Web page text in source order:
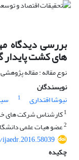
بررسی دیدگاه
های کشت پایدار
نوع مقاله : مقاله پژوهشی
نویسندگان
نیوشا اقتداری
1
1کارشناس شرکت های
2عضو هیات علمی
چکیده